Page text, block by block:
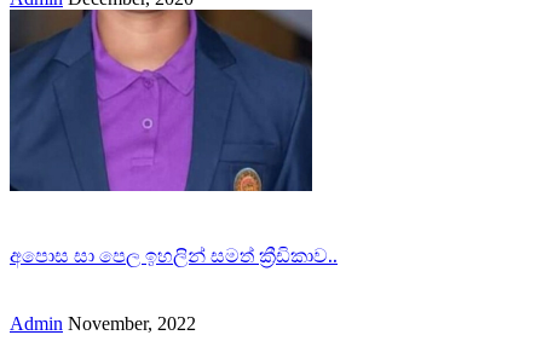
අපොස සා පෙල ඉහලින් සමත් ක්‍රීඩිකාව..
Admin November, 2022